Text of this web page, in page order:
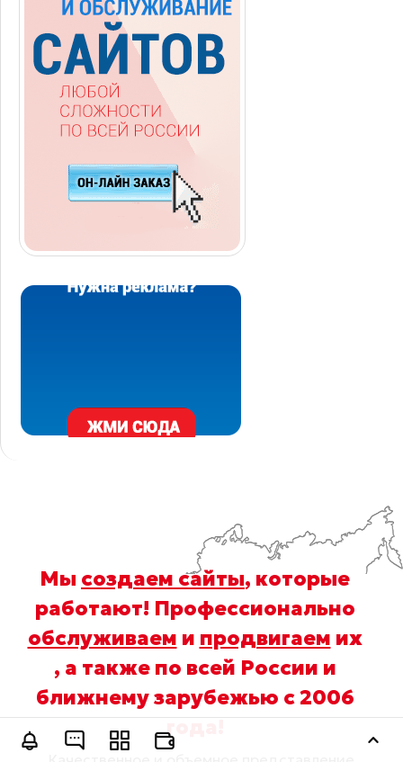
Мы создаем сайты, которые
работают! Профессионально
обслуживаем и продвигаем их
, а также по всей России и
ближнему зарубежью с 2006
года
Оставить заявку